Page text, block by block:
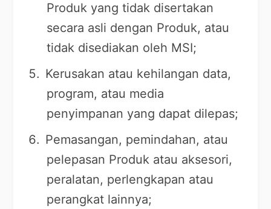
Produk yang tidak disertakan
secara asli dengan Produk, atau
tidak disediakan oleh MSI;
Kerusakan atau kehilangan data,
program, atau media
penyimpanan yang dapat dilepas;
Pemasangan, pemindahan, atau
pelepasan Produk atau aksesori,
peralatan, perlengkapan atau
perangkat lainnya;